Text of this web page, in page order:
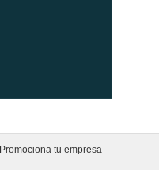
Promociona tu empresa